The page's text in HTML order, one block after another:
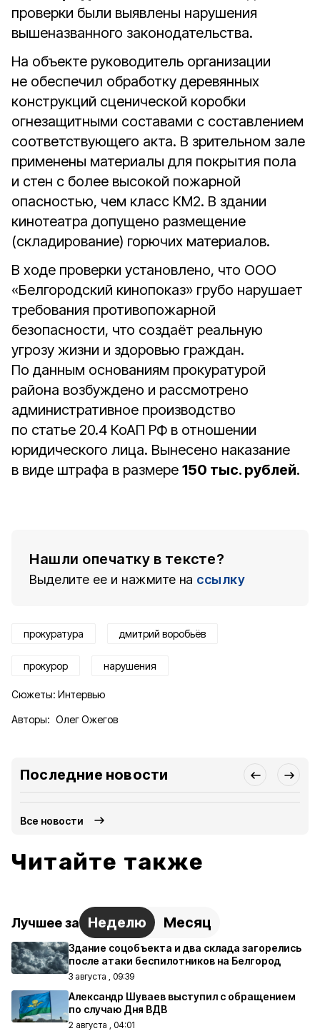
проверки были выявлены нарушения
вышеназванного законодательства.
На объекте руководитель организации
не обеспечил обработку деревянных
конструкций сценической коробки
огнезащитными составами с составлением
соответствующего акта. В зрительном зале
применены материалы для покрытия пола
и стен с более высокой пожарной
опасностью, чем класс КМ2. В здании
кинотеатра допущено размещение
(складирование) горючих материалов.
В ходе проверки установлено, что ООО
«Белгородский кинопоказ» грубо нарушает
требования противопожарной
безопасности, что создаёт реальную
угрозу жизни и здоровью граждан.
По данным основаниям прокуратурой
района возбуждено и рассмотрено
административное производство
по статье 20.4 КоАП РФ в отношении
юридического лица. Вынесено наказание
в виде штрафа в размере 150 тыс. рублей.
Нашли опечатку в тексте?
Выделите ее и нажмите на ссылку
прокуратура дмитрий воробьёв
прокурор нарушения
Сюжеты: Интервью
Авторы: Олег Ожегов
Последние новости
Все новости
Читайте также
Лучшее за Неделю Месяц
Здание соцобъекта и два склада загорелись
после атаки беспилотников на Белгород
3 августа , 09:39
Александр Шуваев выступил с обращением
по случаю Дня ВДВ
2 августа , 04:01